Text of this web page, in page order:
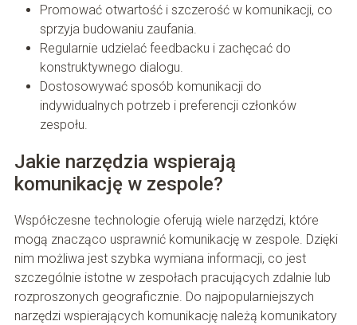
Promować otwartość i szczerość w komunikacji, co
sprzyja budowaniu zaufania.
Regularnie udzielać feedbacku i zachęcać do
konstruktywnego dialogu.
Dostosowywać sposób komunikacji do
indywidualnych potrzeb i preferencji członków
zespołu.
Jakie narzędzia wspierają
komunikację w zespole?
Współczesne technologie oferują wiele narzędzi, które
mogą znacząco usprawnić komunikację w zespole. Dzięki
nim możliwa jest szybka wymiana informacji, co jest
szczególnie istotne w zespołach pracujących zdalnie lub
rozproszonych geograficznie. Do najpopularniejszych
narzędzi wspierających komunikację należą komunikatory